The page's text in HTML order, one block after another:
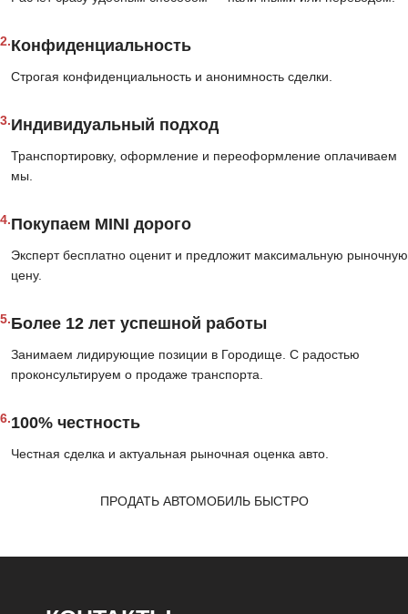
2.Конфиденциальность
Строгая конфиденциальность и анонимность сделки.
3.Индивидуальный подход
Транспортировку, оформление и переоформление оплачиваем
мы.
4.Покупаем MINI дорого
Эксперт бесплатно оценит и предложит максимальную рыночную
цену.
5.Более 12 лет успешной работы
Занимаем лидирующие позиции в Городище. С радостью
проконсультируем о продаже транспорта.
6.100% честность
Честная сделка и актуальная рыночная оценка авто.
ПРОДАТЬ АВТОМОБИЛЬ БЫСТРО